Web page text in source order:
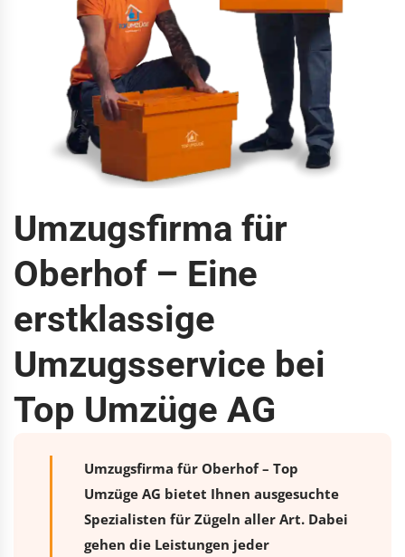
Umzugsfirma für
Oberhof – Eine
erstklassige
Umzugsservice bei
Top Umzüge AG
Umzugsfirma für Oberhof – Top
Umzüge AG bietet Ihnen ausgesuchte
Spezialisten für Zügeln aller Art. Dabei
gehen die Leistungen jeder